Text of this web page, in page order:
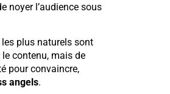
noyer l’audience sous
plus naturels sont
contenu, mais de
pour convaincre,
angels.